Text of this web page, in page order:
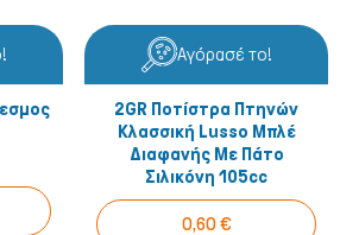
Ερπετά
Αγόρασέ το!
2GR Ποτίστρα Πτηνών
Κλασσική Lusso Μπλέ
Διαφανής Με Πάτο
Σιλικόνη 105cc
0,60 €